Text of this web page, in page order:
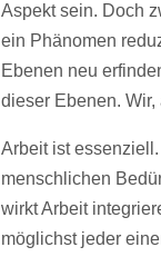
Aspekt sein. Doch
ein Phänomen
Ebenen neu
dieser Ebenen.
Arbeit ist
menschlichen
wirkt Arbeit
möglichst jeder